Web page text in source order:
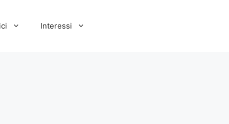
Interessi